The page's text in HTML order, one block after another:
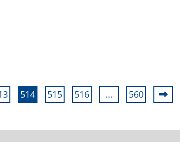
514 515 516 … 560